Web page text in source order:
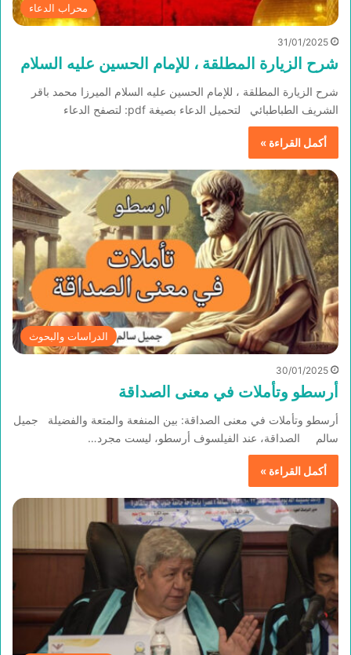
محراب الدعاء
31/01/2025
شرح الزيارة المطلقة ، للإمام الحسين عليه السلام
شرح الزيارة المطلقة ، للإمام الحسين عليه السلام الميرزا محمد باقر
الشريف الطباطبائي لتحميل الدعاء بصيغة pdf: لتصفح الدعاء
أكمل القراءة »
الدراسات والبحوث
30/01/2025
أرسطو وتأملات في معنى الصداقة
أرسطو وتأملات في معنى الصداقة: بين المنفعة والمتعة والفضيلة جميل
سالم الصداقة، عند الفيلسوف أرسطو، ليست مجرد…
أكمل القراءة »